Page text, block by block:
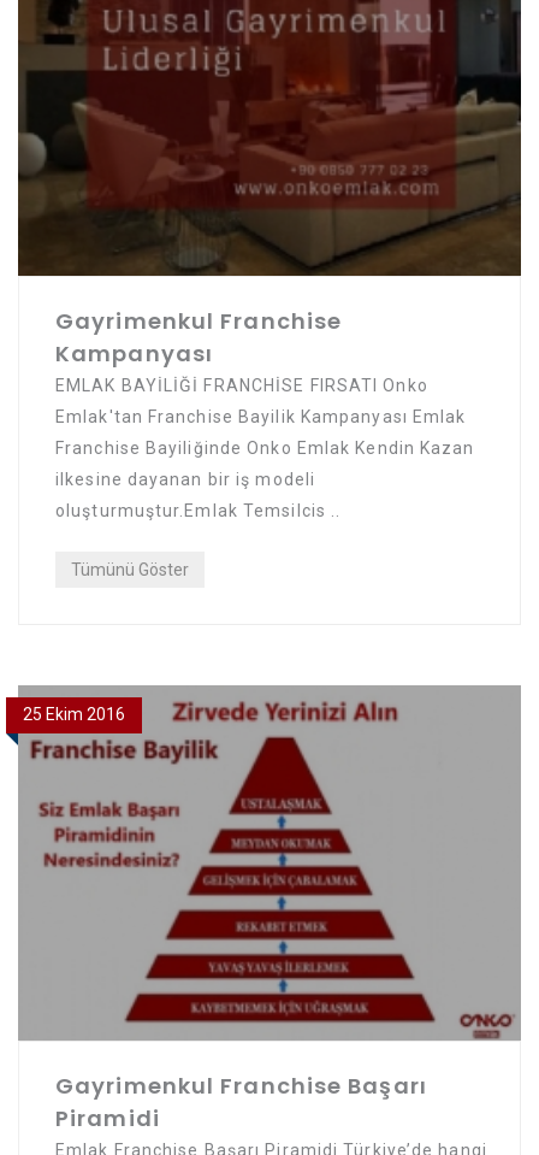
Gayrimenkul Franchise
Kampanyası
EMLAK BAYİLİĞİ FRANCHİSE FIRSATI Onko
Emlak'tan Franchise Bayilik Kampanyası Emlak
Franchise Bayiliğinde Onko Emlak Kendin Kazan
ilkesine dayanan bir iş modeli
oluşturmuştur.Emlak Temsilcis ..
Tümünü Göster
25 Ekim 2016
Gayrimenkul Franchise Başarı
Piramidi
Emlak Franchise Başarı Piramidi Türkiye’de hangi